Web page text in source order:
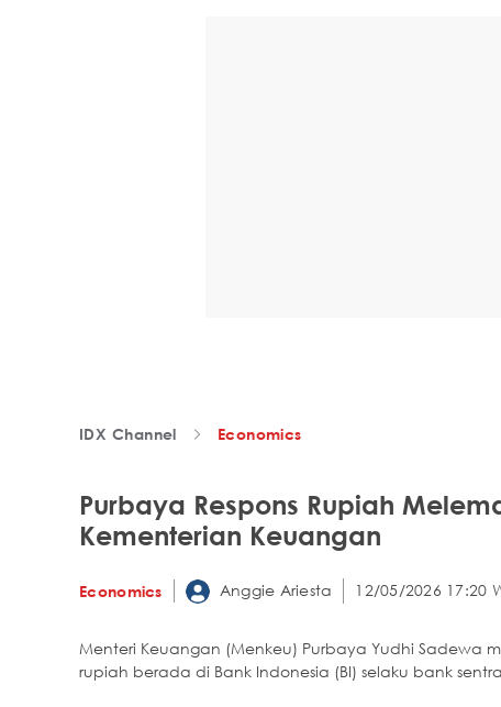
IDX Channel Economics
Purbaya Respons Rupiah
Kementerian Keuangan
Economics Anggie Ariesta 12/05/2026 17:20
Menteri Keuangan (Menkeu) Purbaya Yudhi Sadewa
rupiah berada di Bank Indonesia (BI) selaku bank